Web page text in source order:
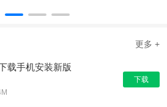
更多 +
载手机安装新版
下载